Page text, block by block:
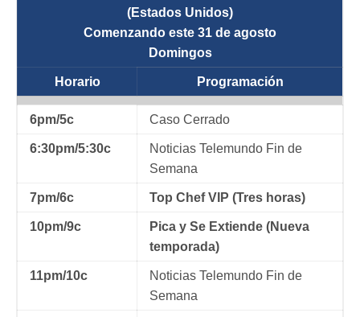
(Estados Unidos)
Comenzando este 31 de agosto
Domingos
Horario Programación
6pm/5c Caso Cerrado
6:30pm/5:30c
Noticias Telemundo Fin de
Semana
7pm/6c Top Chef VIP (Tres horas)
10pm/9c
Pica y Se Extiende (Nueva
temporada)
11pm/10c
Noticias Telemundo Fin de
Semana